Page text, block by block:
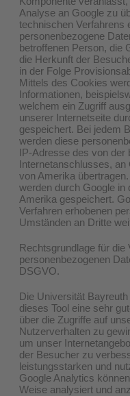
Analyse an Google zu
technischen Verfahrens
personenbezogene
betroffenen Person, die
die Herkunft der
in der Folge
Mittels des Cookies
Informationen,
welchem ein Zugriff
unserer Internetseite
gespeichert. Bei jedem
werden diese
IP-Adresse des von der
Internetanschlusses, an
von Amerika
werden durch Google in
Amerika gespeichert.
Verfahren erhobenen
Umständen an Dritte
Rechtsgrundlage für die
personenbezogenen
DSGVO.
Die Universität
dieses Tool eine sehr
über die Zugriffe auf
Nutzerverhalten zu
um unser
der Besucher zu
leistungsstarken und
Google Analytics
Weise analysiert und